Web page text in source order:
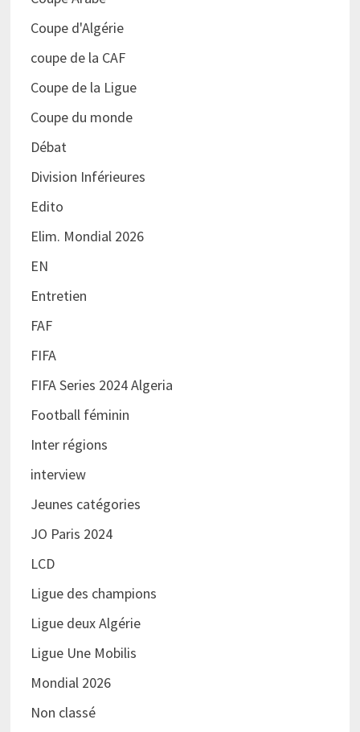
Coupe d'Algérie
coupe de la CAF
Coupe de la Ligue
Coupe du monde
Débat
Division Inférieures
Edito
Elim. Mondial 2026
EN
Entretien
FAF
FIFA
FIFA Series 2024 Algeria
Football féminin
Inter régions
interview
Jeunes catégories
JO Paris 2024
LCD
Ligue des champions
Ligue deux Algérie
Ligue Une Mobilis
Mondial 2026
Non classé